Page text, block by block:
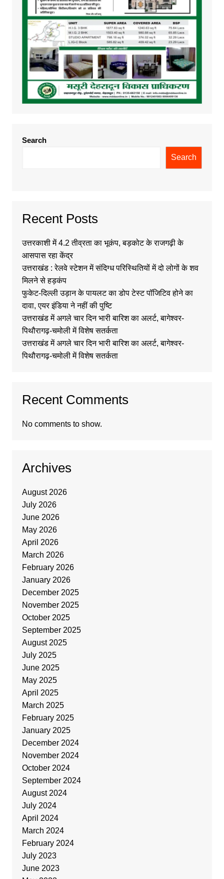
Search
Search
Recent Posts
उत्तरकाशी में 4.2 तीव्रता का भूकंप, बड़कोट के राजगढ़ी के
आसपास रहा केंद्र
उत्तराखंड : रेलवे स्टेशन में संदिग्ध परिस्थितियों में दो लोगों के शव
मिलने से हड़कंप
फुकेट-दिल्ली उड़ान के पायलट का डोप टेस्ट पॉजिटिव होने का
दावा, एयर इंडिया ने नहीं की पुष्टि
उत्तराखंड में अगले चार दिन भारी बारिश का अलर्ट, बागेश्वर-
पिथौरागढ़-चमोली में विशेष सतर्कता
उत्तराखंड में अगले चार दिन भारी बारिश का अलर्ट, बागेश्वर-
पिथौरागढ़-चमोली में विशेष सतर्कता
Recent Comments
No comments to show.
Archives
August 2026
July 2026
June 2026
May 2026
April 2026
March 2026
February 2026
January 2026
December 2025
November 2025
October 2025
September 2025
August 2025
July 2025
June 2025
May 2025
April 2025
March 2025
February 2025
January 2025
December 2024
November 2024
October 2024
September 2024
August 2024
July 2024
April 2024
March 2024
February 2024
July 2023
June 2023